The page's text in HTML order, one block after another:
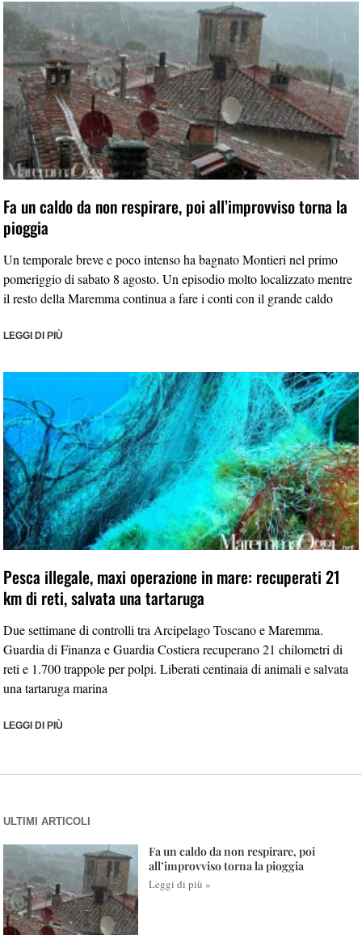
Fa un caldo da non respirare, poi all’improvviso torna la
pioggia
Un temporale breve e poco intenso ha bagnato Montieri nel primo
pomeriggio di sabato 8 agosto. Un episodio molto localizzato mentre
il resto della Maremma continua a fare i conti con il grande caldo
LEGGI DI PIÙ
Pesca illegale, maxi operazione in mare: recuperati 21
km di reti, salvata una tartaruga
Due settimane di controlli tra Arcipelago Toscano e Maremma.
Guardia di Finanza e Guardia Costiera recuperano 21 chilometri di
reti e 1.700 trappole per polpi. Liberati centinaia di animali e salvata
una tartaruga marina
LEGGI DI PIÙ
ULTIMI ARTICOLI
Fa un caldo da non respirare, poi
all’improvviso torna la pioggia
Leggi di più »